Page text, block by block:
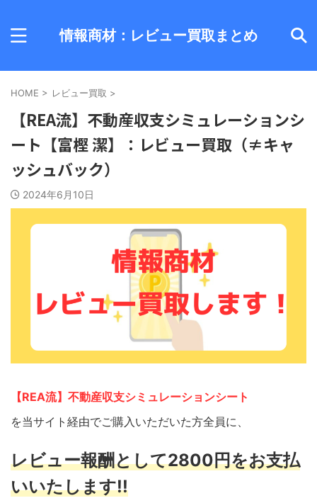
情報商材：レビュー買取まとめ
HOME > レビュー買取 >
【REA流】不動産収支シミュレーションシ
ート【富樫 潔】：レビュー買取（≠キャ
ッシュバック）
2024年6月10日
【REA流】不動産収支シミュレーションシート
を当サイト経由でご購入いただいた方全員に、
レビュー報酬として2800円をお支払
いいたします!!